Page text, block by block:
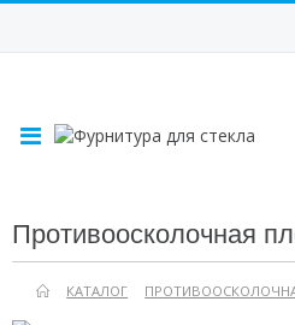
Противоосколочная
КАТАЛОГ